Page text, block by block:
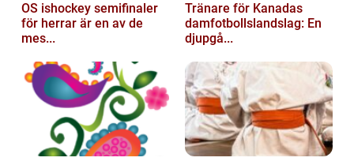
OS ishockey semifinaler
för herrar är en av de
mes...
Tränare för Kanadas
damfotbollslandslag: En
djupgå...